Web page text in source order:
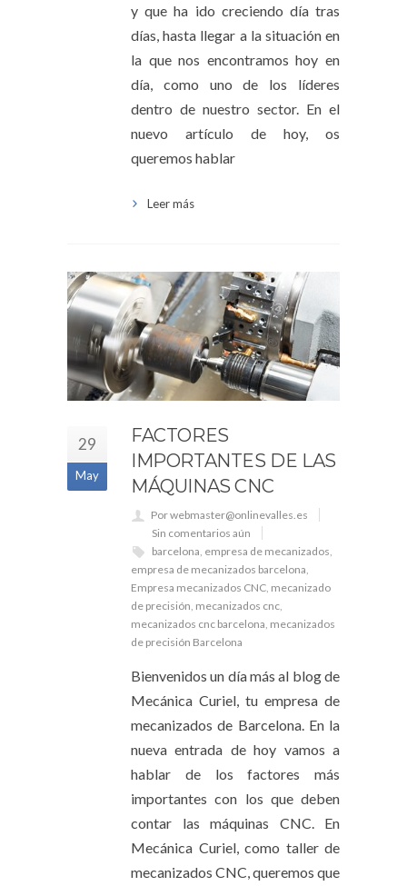
y que ha ido creciendo día tras
días, hasta llegar a la situación en
la que nos encontramos hoy en
día, como uno de los líderes
dentro de nuestro sector. En el
nuevo artículo de hoy, os
queremos hablar
Leer más
29
May
FACTORES
IMPORTANTES DE LAS
MÁQUINAS CNC
Por webmaster@onlinevalles.es
Sin comentarios aún
barcelona empresa de mecanizados
empresa de mecanizados barcelona
Empresa mecanizados CNC mecanizado
de precisión mecanizados cnc
mecanizados cnc barcelona mecanizados
de precisión Barcelona
Bienvenidos un día más al blog de
Mecánica Curiel, tu empresa de
mecanizados de Barcelona. En la
nueva entrada de hoy vamos a
hablar de los factores más
importantes con los que deben
contar las máquinas CNC. En
Mecánica Curiel, como taller de
mecanizados CNC, queremos que